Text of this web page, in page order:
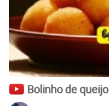
Bolinho de queijo